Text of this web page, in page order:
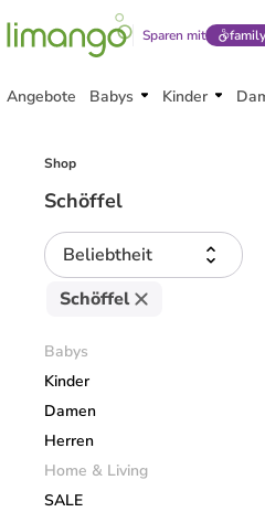
Sparen mit family
Angebote Babys Kinder
Shop
Schöffel
Beliebtheit
Schöffel
Babys
Kinder
Damen
Herren
Home & Living
SALE